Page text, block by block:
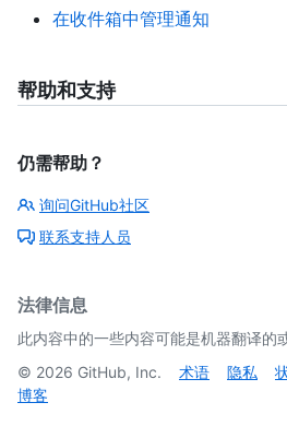
在收件箱中管理通知
帮助和支持
仍需帮助？
询问GitHub社区
联系支持人员
法律信息
此内容中的一些内容可能是机器翻译的
© 2026 GitHub, Inc. 术语 隐私
博客